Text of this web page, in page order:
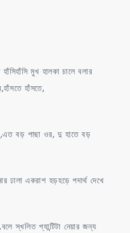
মুখ হালকা চালে বলার
হাঁসতে,
বড় পাছা ওর, দু হাতে বড়
ঢালা একরাশ হড়হড়ে পদার্থ দেখে
স্খলিত প্যান্টিটা নেয়ার জন্য